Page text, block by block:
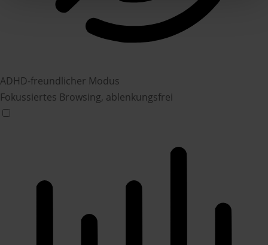
ADHD-freundlicher Modus
Fokussiertes Browsing, ablenkungsfrei